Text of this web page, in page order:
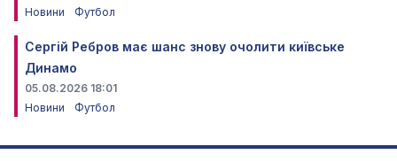
Новини
Футбол
Сергій Ребров має шанс знову очолити київське
Динамо
05.08.2026 18:01
Новини
Футбол